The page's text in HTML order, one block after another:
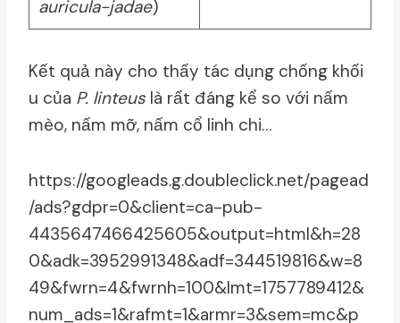
auricula-jadae)
Kết quả này cho thấy tác dụng chống khối
u của P. linteus là rất đáng kể so với nấm
mèo, nấm mỡ, nấm cổ linh chi…
https://googleads.g.doubleclick.net/pagead
/ads?gdpr=0&client=ca-pub-
4435647466425605&output=html&h=28
0&adk=3952991348&adf=344519816&w=8
49&fwrn=4&fwrnh=100&lmt=1757789412&
num_ads=1&rafmt=1&armr=3&sem=mc&p